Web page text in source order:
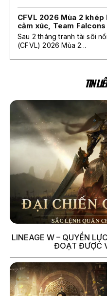
CFVL 2026 Mùa 2
cảm xúc, Team
Sau 2 tháng tranh tài sôi
(CFVL) 2026 Mùa 2...
TIN
LINEAGE W – QUYỀN
ĐOẠT ĐƯỢC